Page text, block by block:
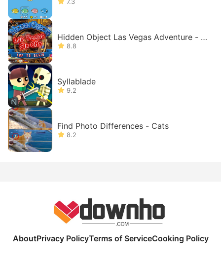
Hidden Object Las Vegas Adventure - O
bjects Game
8.8
Syllablade
9.2
Find Photo Differences - Cats
8.2
AboutPrivacy PolicyTerms of ServiceCooking Policy